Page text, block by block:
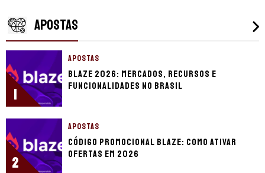
APOSTAS
1
APOSTAS
Blaze 2026: mercados, recursos e
funcionalidades no Brasil
2
APOSTAS
Código promocional Blaze: como ativar
ofertas em 2026